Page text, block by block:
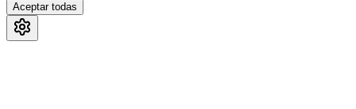
Aceptar todas